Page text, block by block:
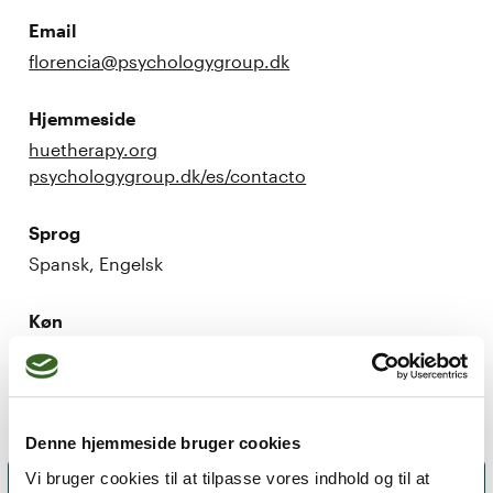
Denne hjemmeside bruger cookies
Vi bruger cookies til at tilpasse vores indhold og til at
Email
florencia@psychologygroup.dk
Hjemmeside
huetherapy.org
psychologygroup.dk/es/contacto
Sprog
Spansk, Engelsk
Køn
Kvinde